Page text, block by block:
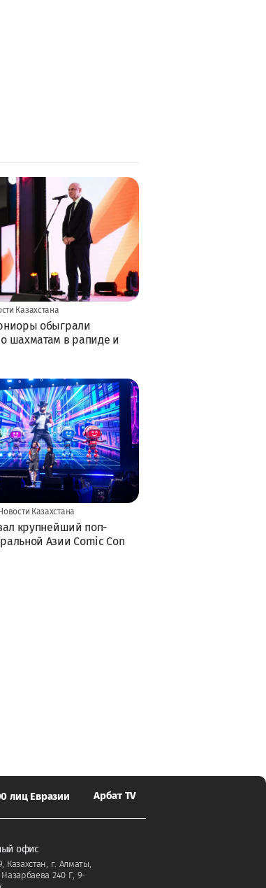
Казахстана
обыграли
шахматам в рапиде и
Казахстана
крупнейший поп-
Азии Comic Con
лиц Евразии Арбат TV
офис
Казахстан, г. Алматы,
240 Г, 9-